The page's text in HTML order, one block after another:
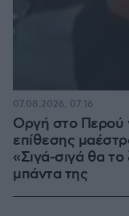
Οργή στο Περού
επίθεσης
«Σιγά-σιγά θα
μπάντα της
07.08.2026, 07:16